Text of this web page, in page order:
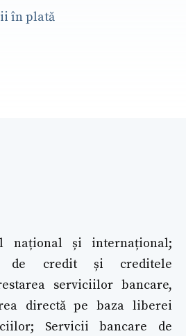
în plată
național și internațional;
de credit și creditele
serviciilor bancare,
directă pe baza liberei
Servicii bancare de